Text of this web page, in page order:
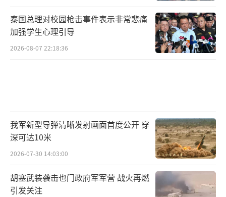
泰国总理对校园枪击事件表示非常悲痛
加强学生心理引导
2026-08-07 22:18:36
我军新型导弹清晰发射画面首度公开 穿
深可达10米
2026-07-30 14:03:00
胡塞武装袭击也门政府军军营 战火再燃
引发关注